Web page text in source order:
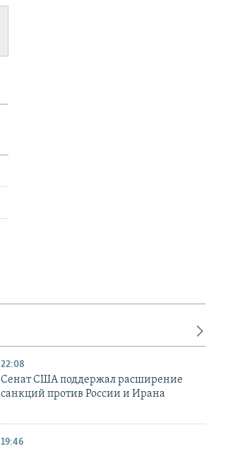
22:08
Сенат США поддержал расширение
санкций против России и Ирана
19:46